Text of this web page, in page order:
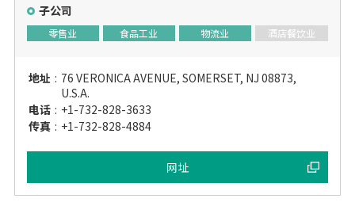
子公司
零售业 食品工业 物流业 酒店餐饮业
地址 : 76 VERONICA AVENUE, SOMERSET, NJ 08873,
U.S.A.
电话 : +1-732-828-3633
传真 : +1-732-828-4884
网址